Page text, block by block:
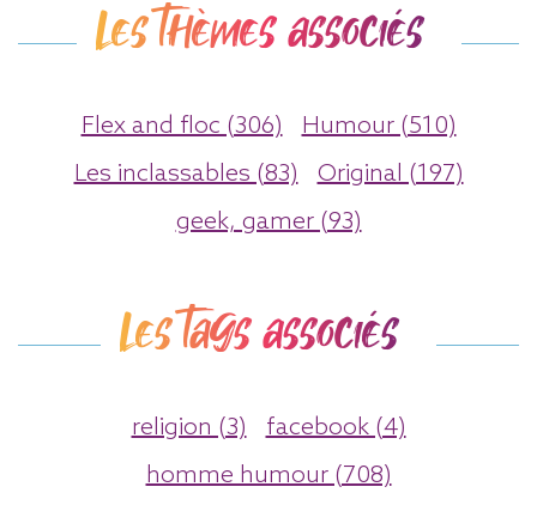
Les thèmes associés
Flex and floc (306)
Humour (510)
Les inclassables (83)
Original (197)
geek, gamer (93)
Les tags associés
religion (3)
facebook (4)
homme humour (708)